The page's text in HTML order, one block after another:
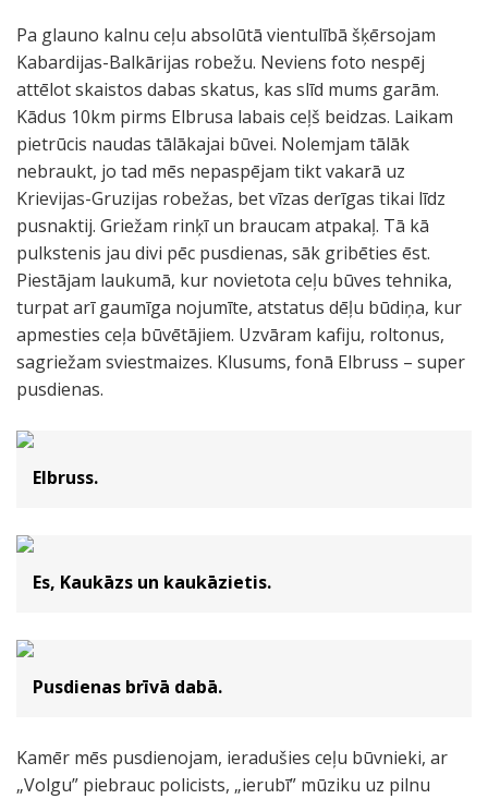
Pa glauno kalnu ceļu absolūtā vientulībā šķērsojam
Kabardijas-Balkārijas robežu. Neviens foto nespēj
attēlot skaistos dabas skatus, kas slīd mums garām.
Kādus 10km pirms Elbrusa labais ceļš beidzas. Laikam
pietrūcis naudas tālākajai būvei. Nolemjam tālāk
nebraukt, jo tad mēs nepaspējam tikt vakarā uz
Krievijas-Gruzijas robežas, bet vīzas derīgas tikai līdz
pusnaktij. Griežam rinķī un braucam atpakaļ. Tā kā
pulkstenis jau divi pēc pusdienas, sāk gribēties ēst.
Piestājam laukumā, kur novietota ceļu būves tehnika,
turpat arī gaumīga nojumīte, atstatus dēļu būdiņa, kur
apmesties ceļa būvētājiem. Uzvāram kafiju, roltonus,
sagriežam sviestmaizes. Klusums, fonā Elbruss – super
pusdienas.
Elbruss.
Es, Kaukāzs un kaukāzietis.
Pusdienas brīvā dabā.
Kamēr mēs pusdienojam, ieradušies ceļu būvnieki, ar
„Volgu” piebrauc policists, „ierubī” mūziku uz pilnu